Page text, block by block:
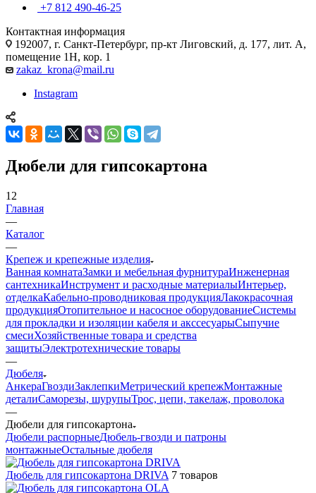
+7 812 490-46-25
Контактная информация
192007, г. Санкт-Петербург, пр-кт Лиговский, д. 177, лит. А,
помещение 1Н, кор. 1
zakaz_krona@mail.ru
Instagram
Дюбели для гипсокартона
12
Главная
—
Каталог
—
Крепеж и крепежные изделия
Ванная комнатаЗамки и мебельная фурнитураИнженерная
сантехникаИнструмент и расходные материалыИнтерьер,
отделкаКабельно-проводниковая продукцияЛакокрасочная
продукцияОтопительное и насосное оборудованиеСистемы
для прокладки и изоляции кабеля и акссесуарыСыпучие
смесиХозяйственные товара и средства
защитыЭлектротехнические товары
—
Дюбеля
АнкераГвоздиЗаклепкиМетрический крепежМонтажные
деталиСаморезы, шурупыТрос, цепи, такелаж, проволока
—
Дюбели для гипсокартона
Дюбели распорныеДюбель-гвозди и патроны
монтажныеОстальные дюбеля
Дюбель для гипсокартона DRIVA 7 товаров